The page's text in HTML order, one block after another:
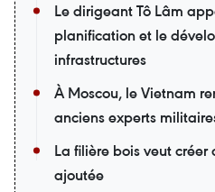
Le dirigeant Tô Lâm
planification et le
infrastructures
À Moscou, le Vietnam
anciens experts
La filière bois veut
ajoutée